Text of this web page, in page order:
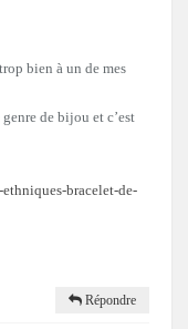
bien à un de mes
de bijou et c’est
bracelet-de-
Répondre